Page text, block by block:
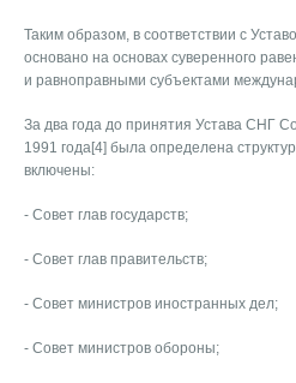
Таким образом, в соответствии с
основано на основах суверенного
и равноправными субъектами
За два года до принятия Устава СНГ
1991 года[4] была определена
включены:
- Совет глав государств;
- Совет глав правительств;
- Совет министров иностранных дел;
- Совет министров обороны;